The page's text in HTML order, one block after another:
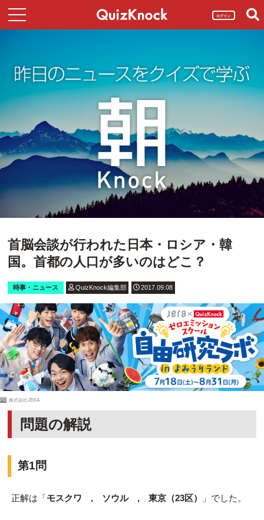
ログイン
首脳会談が行われた日本・ロシア・韓
国。首都の人口が多いのはどこ？
時事・ニュース QuizKnock編集部 2017.09.08
PR 株式会社JERA
問題の解説
第1問
正解は「モスクワ , ソウル , 東京（23区） 」でした。